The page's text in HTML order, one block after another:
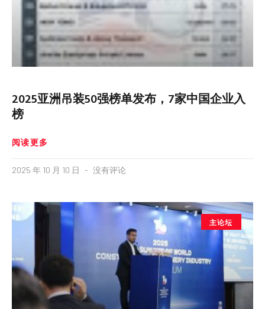
2025亚洲吊装50强榜单发布，7家中国企业入
榜
阅读更多
2025 年 10 月 10 日 没有评论
主论坛